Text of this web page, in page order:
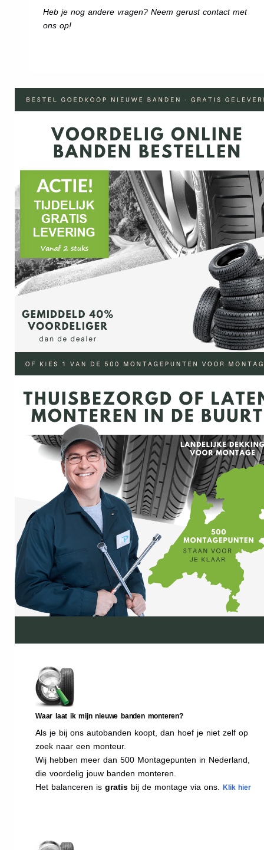
Heb je nog andere vragen? Neem gerust contact met
ons op!
Waar laat ik mijn nieuwe banden monteren?
Als je bij ons autobanden koopt, dan hoef je niet zelf op
zoek naar een monteur.
Wij hebben meer dan 500 Montagepunten in Nederland,
die voordelig jouw banden monteren.
Het balanceren is gratis bij de montage via ons. Klik hier